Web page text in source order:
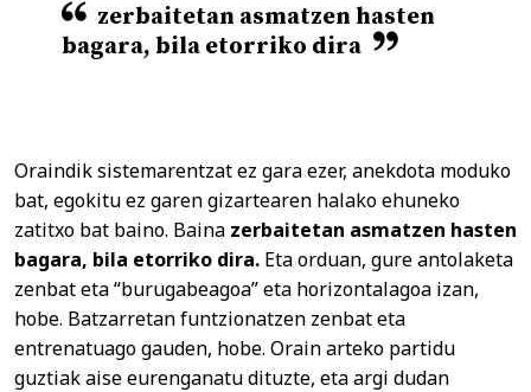
zerbaitetan asmatzen hasten
bagara, bila etorriko dira
Oraindik sistemarentzat ez gara ezer, anekdota moduko
bat, egokitu ez garen gizartearen halako ehuneko
zatitxo bat baino. Baina zerbaitetan asmatzen hasten
bagara, bila etorriko dira. Eta orduan, gure antolaketa
zenbat eta “burugabeagoa” eta horizontalagoa izan,
hobe. Batzarretan funtzionatzen zenbat eta
entrenatuago gauden, hobe. Orain arteko partidu
guztiak aise eurenganatu dituzte, eta argi dudan